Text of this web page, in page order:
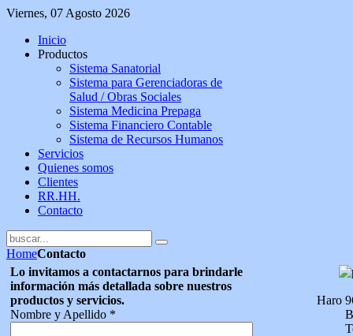
Viernes, 07 Agosto 2026
Inicio
Productos
Sistema Sanatorial
Sistema para Gerenciadoras de
Salud / Obras Sociales
Sistema Medicina Prepaga
Sistema Financiero Contable
Sistema de Recursos Humanos
Servicios
Quienes somos
Clientes
RR.HH.
Contacto
HomeContacto
Lo invitamos a contactarnos para brindarle
información más detallada sobre nuestros
productos y servicios.
Nombre y Apellido *
Haro